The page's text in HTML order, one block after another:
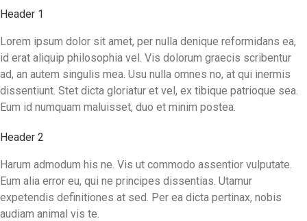
Header 1
Lorem ipsum dolor sit amet, per nulla denique reformidans ea,
id erat aliquip philosophia vel. Vis dolorum graecis scribentur
ad, an autem singulis mea. Usu nulla omnes no, at qui inermis
dissentiunt. Stet dicta gloriatur et vel, ex tibique patrioque sea.
Eum id numquam maluisset, duo et minim postea.
Header 2
Harum admodum his ne. Vis ut commodo assentior vulputate.
Eum alia error eu, qui ne principes dissentias. Utamur
expetendis definitiones at sed. Per ea dicta pertinax, nobis
audiam animal vis te.